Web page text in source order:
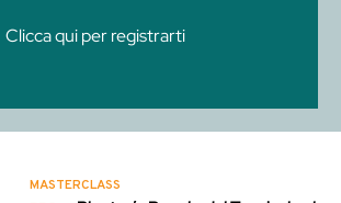
Clicca qui per registrarti
MASTERCLASS